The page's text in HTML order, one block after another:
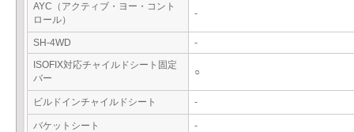
AYC（アクティブ・ヨー・コント
ロール）
-
SH-4WD
-
ISOFIX対応チャイルドシート固定
バー
○
ビルドインチャイルドシート -
バケットシート -